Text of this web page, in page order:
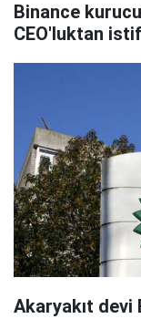
Binance
CEO'luktan
Akaryakıt devi